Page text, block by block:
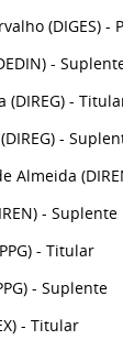
(DIGES) -
-
(DIREG) -
-
Almeida
- Suplente
- Titular
- Suplente
- Titular